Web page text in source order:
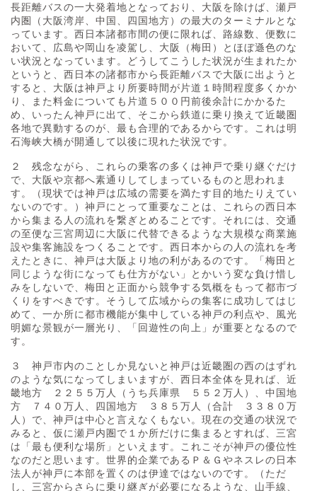
長距離バスの一大発着地となっており、大阪を除けば、瀬戸
内圏（大阪湾岸、中国、四国地方）の最大のターミナルとな
っています。西日本諸都市間の便に限れば、路線数、便数に
おいて、広島や岡山を凌駕し、大阪（梅田）とほぼ遜色のな
い状況となっています。どうしてこうした状況が生まれたか
というと、西日本の諸都市から長距離バスで大阪に出ようと
すると、大阪は神戸より所要時間が片道１時間程度多くかか
り、また料金についても片道５００円前後余計にかかるた
め、いったん神戸に出て、そこから鉄道に乗り換えて近畿圏
各地で異動するのが、最も合理的であるからです。これは明
石海峡大橋が開通して以後に現れた状況です。
２ 残念ながら、これらの乗客の多くは神戸で乗り継ぐだけ
で、大阪や京都へ素通りしてしまっているものと思われま
す。（現状では神戸は広域の需要を満たす目的地たりえてい
ないのです。）神戸にとって重要なことは、これらの西日本
から集まる人の流れを繋ぎとめることです。それには、交通
の至便な三宮周辺に大阪に代替できるような大規模な商業施
設や集客施設をつくることです。西日本からの人の流れを考
えたときに、神戸は大阪より地の利があるのです。「梅田と
同じような街になっても仕方がない」とかいう変な負け惜し
みをしないで、梅田と正面から競争する気概をもって都市づ
くりをすべきです。そうして広域からの集客に成功してはじ
めて、一か所に都市機能が集中している神戸の利点や、風光
明媚な景観が一層光り、「回遊性の向上」が重要となるので
す。
３ 神戸市内のことしか見ないと神戸は近畿圏の西のはずれ
のような気になってしまいますが、西日本全体を見れば、近
畿地方 ２２５５万人（うち兵庫県 ５５２万人）、中国地
方 ７４０万人、四国地方 ３８５万人（合計 ３３８０万
人）で、神戸は中心と言えなくもない。現在の交通の状況で
みると、仮に瀬戸内圏で１か所だけに集まるとすれば、三宮
は「最も便利な場所」といえます。これこそが神戸の優位性
なのだと思います。世界的企業であるＰ＆Ｇやネスレの日本
法人が神戸に本部を置くのは伊達ではないのです。（ただ
し、三宮からさらに乗り継ぎが必要になるような、山手線、